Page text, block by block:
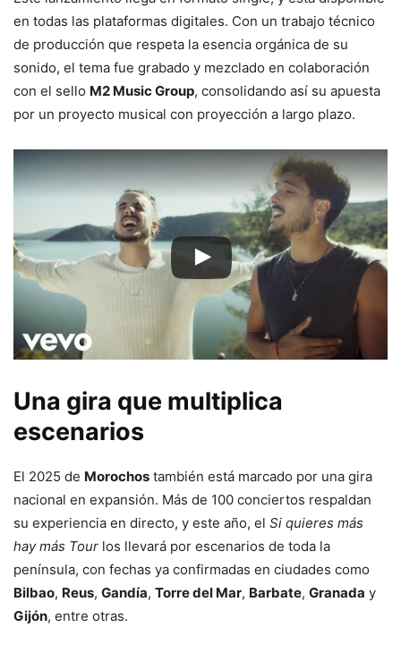
en todas las plataformas digitales. Con un trabajo técnico
de producción que respeta la esencia orgánica de su
sonido, el tema fue grabado y mezclado en colaboración
con el sello M2 MusicGroup, consolidando así su apuesta
por un proyecto musical con proyección a largo plazo.
Una gira que multiplica
escenarios
El 2025 de Morochos también está marcado por una gira
nacional en expansión. Más de 100 conciertos respaldan
su experiencia en directo, y este año, el Si quieres más
haymás Tour los llevará por escenarios de toda la
península, con fechas ya confirmadas en ciudades como
Bilbao, Reus, Gandía, Torredel Mar, Barbate, Granada y
Gijón, entre otras.